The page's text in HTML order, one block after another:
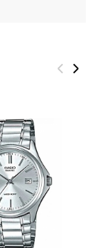
‹ ›